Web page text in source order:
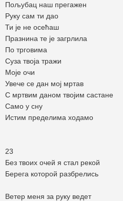
Пољубац наш прегажен
Руку сам ти дао
Ти је не осећаш
Празнина те је загрлила
По трговима
Суза твоја тражи
Моје очи
Увече се дан мој мртав
С мртвим даном твојим састане
Само у сну
Истим пределима ходамо
23
Без твоих очей я стал рекой
Берега которой разбрелись
Ветер меня за руку ведет